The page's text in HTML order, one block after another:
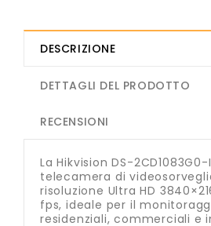
DESCRIZIONE
DETTAGLI DEL PRODOTTO
RECENSIONI
La Hikvision DS-
telecamera di
risoluzione Ultra HD
fps, ideale per il
residenziali, commerciali e